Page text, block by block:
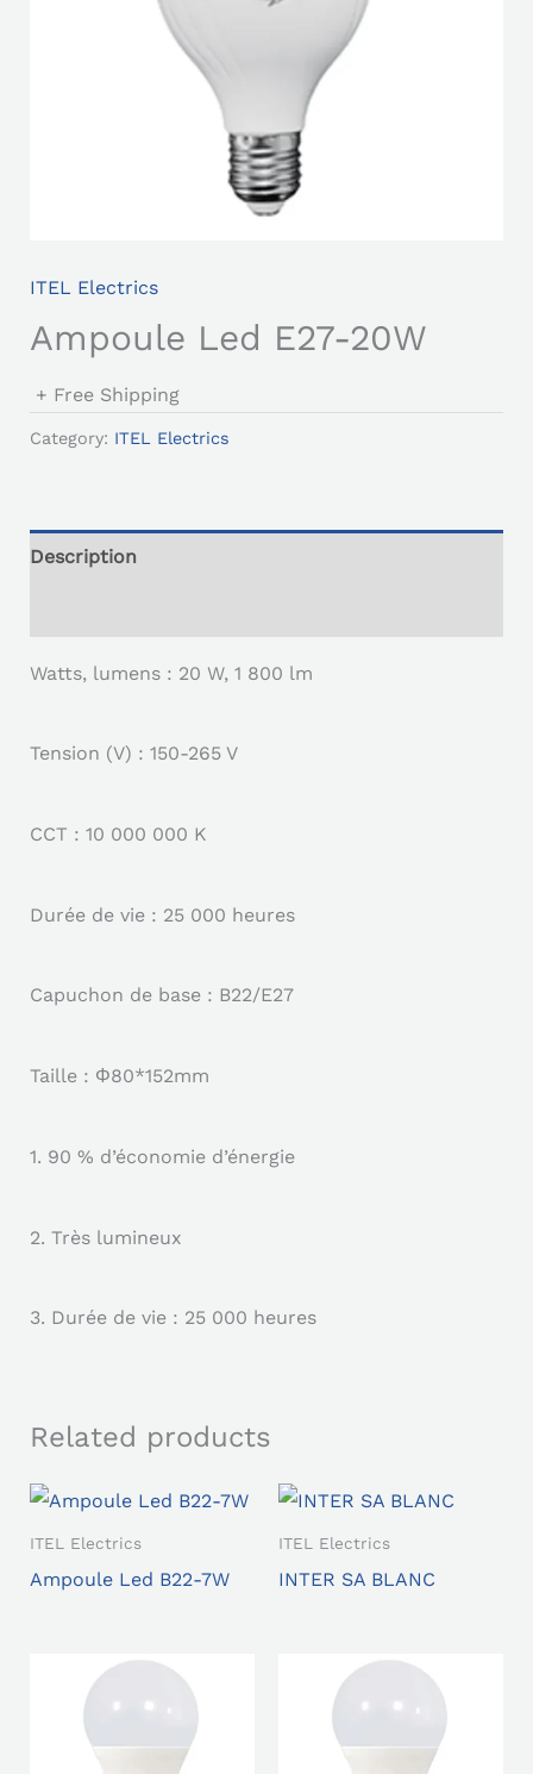
ITEL Electrics
Ampoule Led E27-20W
+ Free Shipping
Category: ITEL Electrics
Description
Watts, lumens : 20 W, 1 800 lm
Tension (V) : 150-265 V
CCT : 10 000 000 K
Durée de vie : 25 000 heures
Capuchon de base : B22/E27
Taille : Φ80*152mm
1. 90 % d’économie d’énergie
2. Très lumineux
3. Durée de vie : 25 000 heures
Related products
ITEL Electrics
Ampoule Led B22-7W
ITEL Electrics
INTER SA BLANC